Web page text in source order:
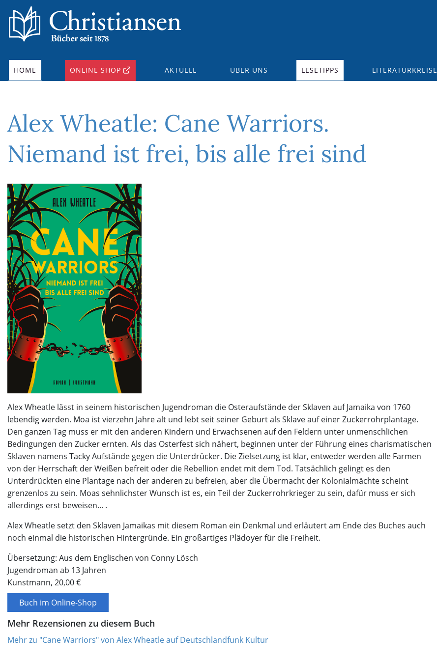
HOME ONLINE SHOP AKTUELL ÜBER UNS LESETIPPS LITERATURKREISE
Alex Wheatle: Cane Warriors.
Niemand ist frei, bis alle frei sind
Alex Wheatle lässt in seinem historischen Jugendroman die Osteraufstände der Sklaven auf Jamaika von 1760
lebendig werden. Moa ist vierzehn Jahre alt und lebt seit seiner Geburt als Sklave auf einer Zuckerrohrplantage.
Den ganzen Tag muss er mit den anderen Kindern und Erwachsenen auf den Feldern unter unmenschlichen
Bedingungen den Zucker ernten. Als das Osterfest sich nähert, beginnen unter der Führung eines charismatischen
Sklaven namens Tacky Aufstände gegen die Unterdrücker. Die Zielsetzung ist klar, entweder werden alle Farmen
von der Herrschaft der Weißen befreit oder die Rebellion endet mit dem Tod. Tatsächlich gelingt es den
Unterdrückten eine Plantage nach der anderen zu befreien, aber die Übermacht der Kolonialmächte scheint
grenzenlos zu sein. Moas sehnlichster Wunsch ist es, ein Teil der Zuckerrohrkrieger zu sein, dafür muss er sich
allerdings erst beweisen... .
Alex Wheatle setzt den Sklaven Jamaikas mit diesem Roman ein Denkmal und erläutert am Ende des Buches auch
noch einmal die historischen Hintergründe. Ein großartiges Plädoyer für die Freiheit.
Übersetzung: Aus dem Englischen von Conny Lösch
Jugendroman ab 13 Jahren
Kunstmann, 20,00 €
Buch im Online-Shop
Mehr Rezensionen zu diesem Buch
Mehr zu "Cane Warriors" von Alex Wheatle auf Deutschlandfunk Kultur